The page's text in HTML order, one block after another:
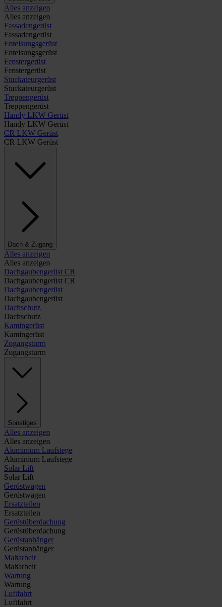
Alles anzeigen
Alles anzeigen
Fassadengerüst
Fassadengerüst
Enteisungsgerüst
Enteisungsgerüst
Fenstergerüst
Fenstergerüst
Stuckateurgerüst
Stuckateurgerüst
Treppengerüst
Treppengerüst
Handy LKW Gerüst
Handy LKW Gerüst
CR LKW Gerüst
CR LKW Gerüst
Dach & Zugang
Alles anzeigen
Alles anzeigen
Dachgaubengerüst CR
Dachgaubengerüst CR
Dachgaubengerüst
Dachgaubengerüst
Dachschutz
Dachschutz
Kamingerüst
Kamingerüst
Zugangsturm
Zugangsturm
Sonstiges
Alles anzeigen
Alles anzeigen
Aluminium Laufstege
Aluminium Laufstege
Solar Lift
Solar Lift
Gerüstwagen
Gerüstwagen
Ersatzteilen
Ersatzteilen
Gerüstüberdachung
Gerüstüberdachung
Gerüstanhänger
Gerüstanhänger
Maßarbeit
Maßarbeit
Wartung
Wartung
Luftfahrt
Luftfahrt